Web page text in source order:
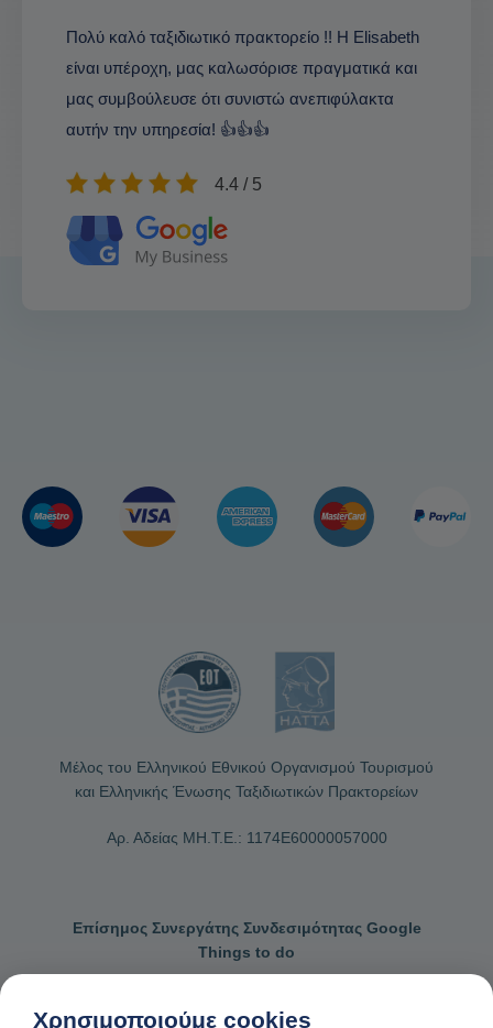
Πολύ καλό ταξιδιωτικό πρακτορείο !! Η Elisabeth
είναι υπέροχη, μας καλωσόρισε πραγματικά και
μας συμβούλευσε ότι συνιστώ ανεπιφύλακτα
αυτήν την υπηρεσία! 👍👍👍
4.4 / 5
Μέλος του Ελληνικού Εθνικού Οργανισμού Τουρισμού
και Ελληνικής Ένωσης Ταξιδιωτικών Πρακτορείων
Αρ. Αδείας ΜΗ.Τ.Ε.: 1174Ε60000057000
Επίσημος Συνεργάτης Συνδεσιμότητας Google
Things to do
Χρησιμοποιούμε cookies